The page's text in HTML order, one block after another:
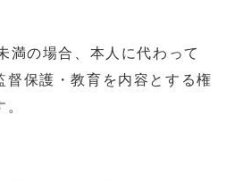
満の場合、本人に代わって
督保護・教育を内容とする権